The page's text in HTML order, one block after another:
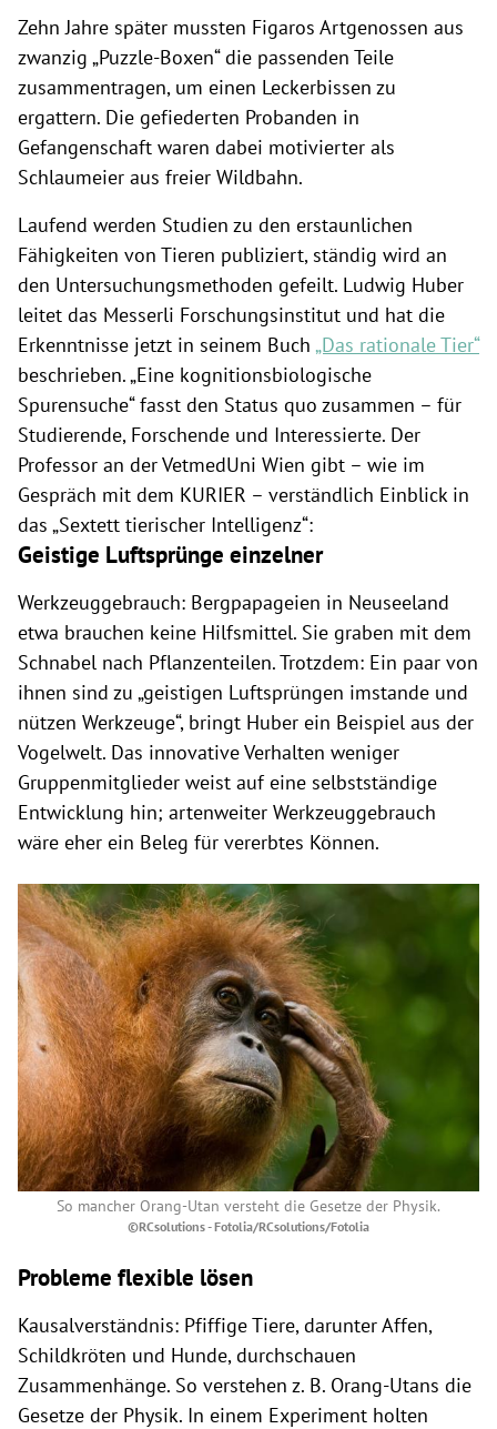
Zehn Jahre später mussten Figaros Artgenossen aus
zwanzig „Puzzle-Boxen“ die passenden Teile
zusammentragen, um einen Leckerbissen zu
ergattern. Die gefiederten Probanden in
Gefangenschaft waren dabei motivierter als
Schlaumeier aus freier Wildbahn.
Laufend werden Studien zu den erstaunlichen
Fähigkeiten von Tieren publiziert, ständig wird an
den Untersuchungsmethoden gefeilt. Ludwig Huber
leitet das Messerli Forschungsinstitut und hat die
Erkenntnisse jetzt in seinem Buch „Das rationale Tier“
beschrieben. „Eine kognitionsbiologische
Spurensuche“ fasst den Status quo zusammen – für
Studierende, Forschende und Interessierte. Der
Professor an der VetmedUni Wien gibt – wie im
Gespräch mit dem KURIER – verständlich Einblick in
das „Sextett tierischer Intelligenz“:
Geistige Luftsprünge einzelner
Werkzeuggebrauch: Bergpapageien in Neuseeland
etwa brauchen keine Hilfsmittel. Sie graben mit dem
Schnabel nach Pflanzenteilen. Trotzdem: Ein paar von
ihnen sind zu „geistigen Luftsprüngen imstande und
nützen Werkzeuge“, bringt Huber ein Beispiel aus der
Vogelwelt. Das innovative Verhalten weniger
Gruppenmitglieder weist auf eine selbstständige
Entwicklung hin; artenweiter Werkzeuggebrauch
wäre eher ein Beleg für vererbtes Können.
So mancher Orang-Utan versteht die Gesetze der Physik.
©RCsolutions - Fotolia/RCsolutions/Fotolia
Probleme flexible lösen
Kausalverständnis: Pfiffige Tiere, darunter Affen,
Schildkröten und Hunde, durchschauen
Zusammenhänge. So verstehen z. B. Orang-Utans die
Gesetze der Physik. In einem Experiment holten